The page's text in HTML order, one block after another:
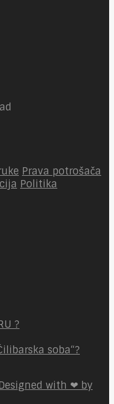
Prava potrošača
Politika
?
soba“?
with ❤ by